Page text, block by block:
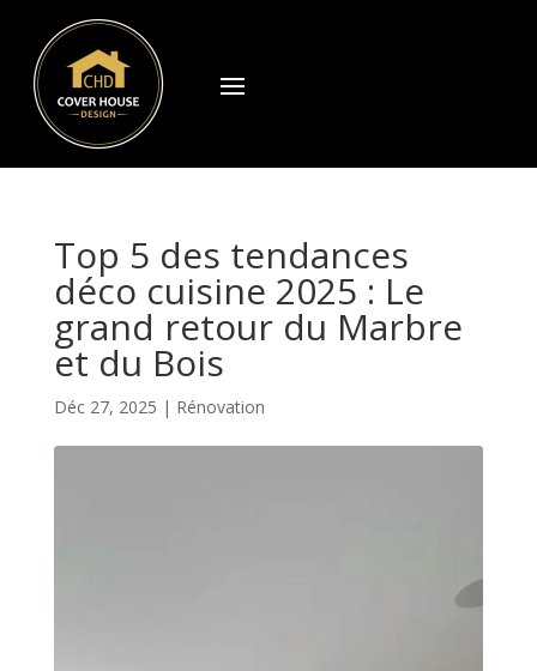
Top 5 des tendances
déco cuisine 2025 : Le
grand retour du Marbre
et du Bois
Déc 27, 2025 | Rénovation